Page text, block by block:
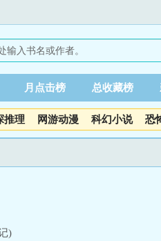
月点击榜 总收藏榜
推理 网游动漫 科幻小说 恐
)